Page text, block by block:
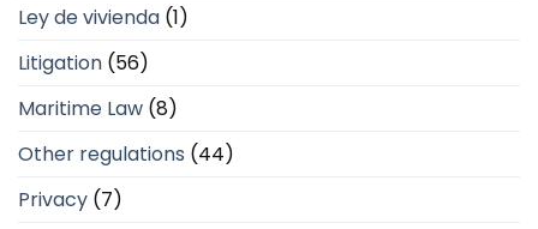
Ley de vivienda (1)
Litigation (56)
Maritime Law (8)
Other regulations (44)
Privacy (7)